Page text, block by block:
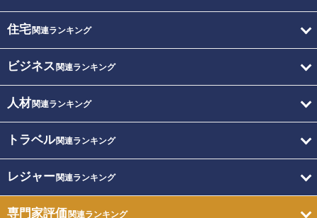
住宅関連ランキング
ビジネス 関連ランキング
人材関連ランキング
トラベル関連ランキング
レジャー関連ランキング
専門家評価関連ランキング